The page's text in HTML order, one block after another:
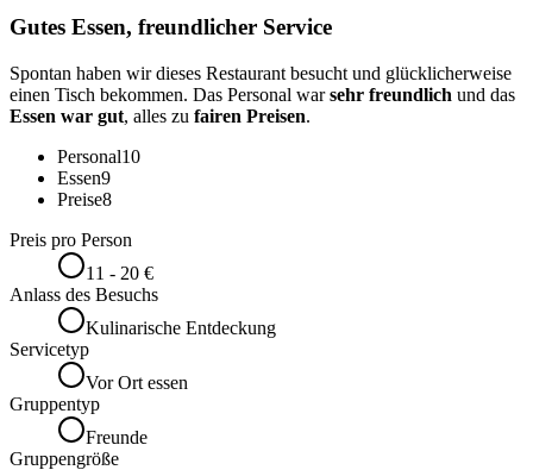
Gutes Essen, freundlicher Service
Spontan haben wir dieses Restaurant besucht und glücklicherweise
einen Tisch bekommen. Das Personal warsehr freundlich und das
Essen war gut, alles zu fairen Preisen.
Personal10
Essen9
Preise8
Preis pro Person
11 - 20 €
Anlass des Besuchs
Kulinarische Entdeckung
Servicetyp
Vor Ort essen
Gruppentyp
Freunde
Gruppengröße